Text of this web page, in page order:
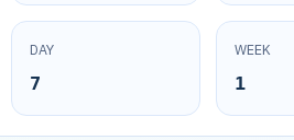
DAY
7
WEEK
1